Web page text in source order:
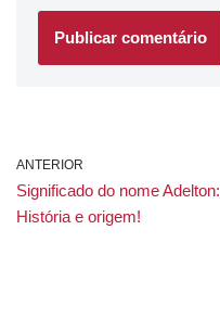
ANTERIOR
Significado do nome Adelton:
História e origem!